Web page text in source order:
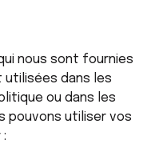
nous sont fournies
utilisées dans les
ou dans les
pouvons utiliser vos